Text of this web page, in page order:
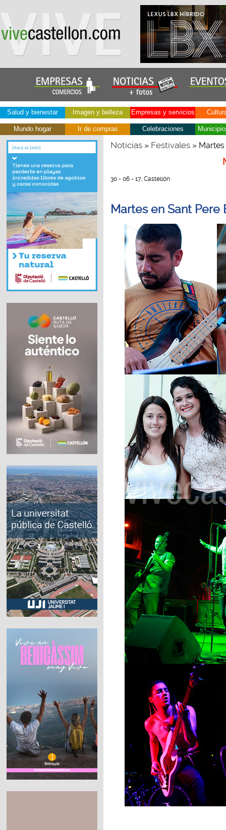
Salud y bienestar Imagen y belleza Empresas y servicios
Mundo hogar Ir de compras Celebraciones
Noticias» Festivales» Martes
30 - 06 - 17, Castellón
Martes en Sant Pere